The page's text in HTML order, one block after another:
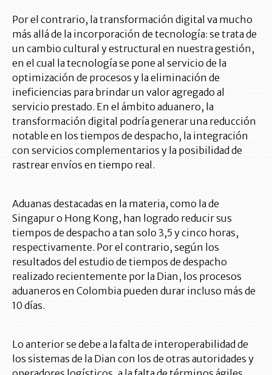
Por el contrario, la transformación digital va mucho
más allá de la incorporación de tecnología: se trata de
un cambio cultural y estructural en nuestra gestión,
en el cual la tecnología se pone al servicio de la
optimización de procesos y la eliminación de
ineficiencias para brindar un valor agregado al
servicio prestado. En el ámbito aduanero, la
transformación digital podría generar una reducción
notable en los tiempos de despacho, la integración
con servicios complementarios y la posibilidad de
rastrear envíos en tiempo real.
Aduanas destacadas en la materia, como la de
Singapur o Hong Kong, han logrado reducir sus
tiempos de despacho a tan solo 3,5 y cinco horas,
respectivamente. Por el contrario, según los
resultados del estudio de tiempos de despacho
realizado recientemente por la Dian, los procesos
aduaneros en Colombia pueden durar incluso más de
10 días.
Lo anterior se debe a la falta de interoperabilidad de
los sistemas de la Dian con los de otras autoridades y